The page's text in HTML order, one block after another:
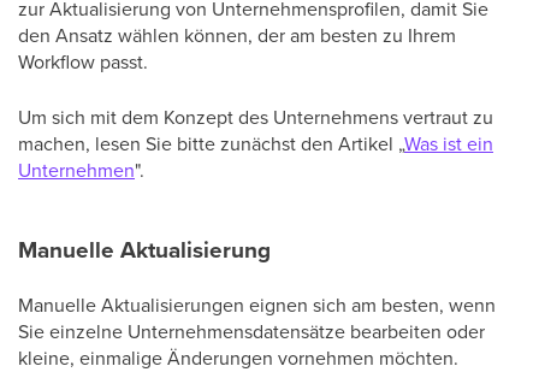
zur Aktualisierung von Unternehmensprofilen, damit Sie
den Ansatz wählen können, der am besten zu Ihrem
Workflow passt.
Um sich mit dem Konzept des Unternehmens vertraut zu
machen, lesen Sie bitte zunächst den Artikel „Was ist ein
Unternehmen".
Manuelle Aktualisierung
Manuelle Aktualisierungen eignen sich am besten, wenn
Sie einzelne Unternehmensdatensätze bearbeiten oder
kleine, einmalige Änderungen vornehmen möchten.